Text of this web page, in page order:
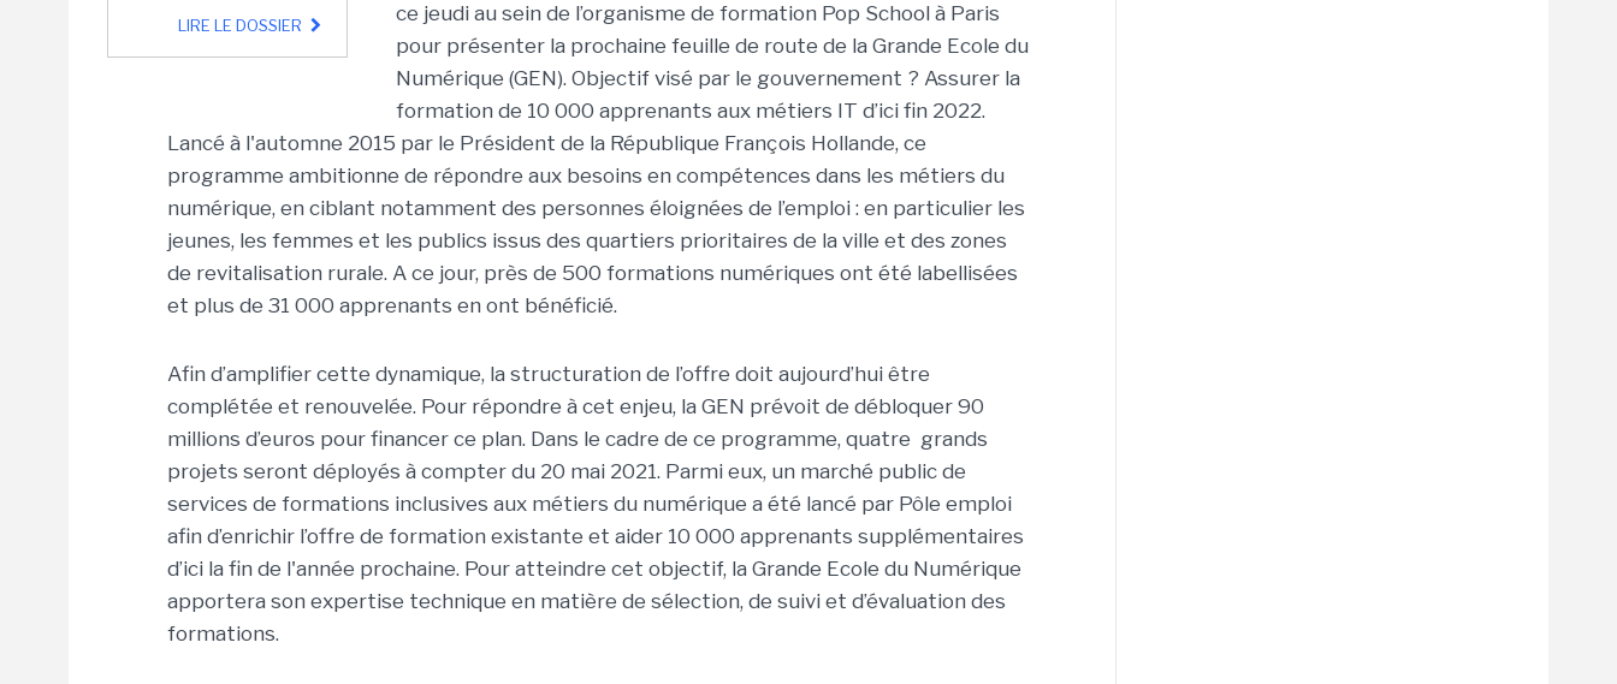
LIRE LE DOSSIER
ce jeudi au sein de l’organisme de formation Pop School à Paris
pour présenter la prochaine feuille de route de la Grande Ecole du
Numérique (GEN). Objectif visé par le gouvernement ? Assurer la
formation de 10 000 apprenants aux métiers IT d’ici fin 2022.
Lancé à l'automne 2015 par le Président de la République François Hollande, ce
programme ambitionne de répondre aux besoins en compétences dans les métiers du
numérique, en ciblant notamment des personnes éloignées de l’emploi : en particulier les
jeunes, les femmes et les publics issus des quartiers prioritaires de la ville et des zones
de revitalisation rurale. A ce jour, près de 500 formations numériques ont été labellisées
et plus de 31 000 apprenants en ont bénéficié.
Afin d’amplifier cette dynamique, la structuration de l’offre doit aujourd’hui être
complétée et renouvelée. Pour répondre à cet enjeu, la GEN prévoit de débloquer 90
millions d’euros pour financer ce plan. Dans le cadre de ce programme, quatre grands
projets seront déployés à compter du 20 mai 2021. Parmi eux, un marché public de
services de formations inclusives aux métiers du numérique a été lancé par Pôle emploi
afin d’enrichir l’offre de formation existante et aider 10 000 apprenants supplémentaires
d’ici la fin de l'année prochaine. Pour atteindre cet objectif, la Grande Ecole du Numérique
apportera son expertise technique en matière de sélection, de suivi et d’évaluation des
formations.